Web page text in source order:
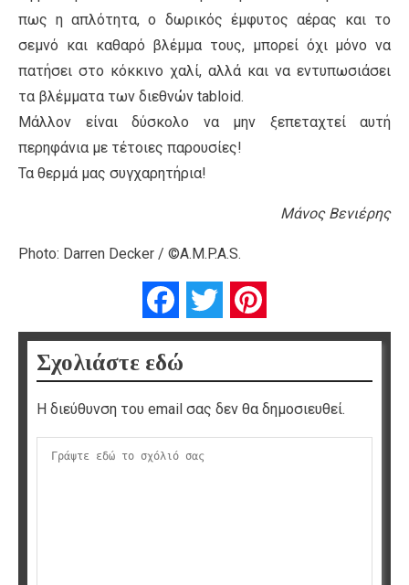
πως η απλότητα, ο δωρικός έμφυτος αέρας και το
σεμνό και καθαρό βλέμμα τους, μπορεί όχι μόνο να
πατήσει στο κόκκινο χαλί, αλλά και να εντυπωσιάσει
τα βλέμματα των διεθνών tabloid.
Μάλλον είναι δύσκολο να μην ξεπεταχτεί αυτή
περηφάνια με τέτοιες παρουσίες!
Τα θερμά μας συγχαρητήρια!
Μάνος Βενιέρης
Photo: Darren Decker / ©A.M.P.A.S.
FacebookTwitter
Σχολιάστε εδώ
Η διεύθυνση του email σας δεν θα δημοσιευθεί.